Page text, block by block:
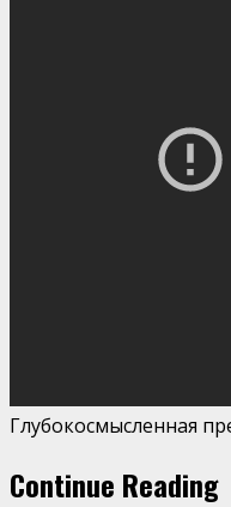
Глубокосмысленная
Continue Reading